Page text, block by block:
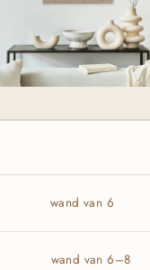
wand van 6
wand van 6–8